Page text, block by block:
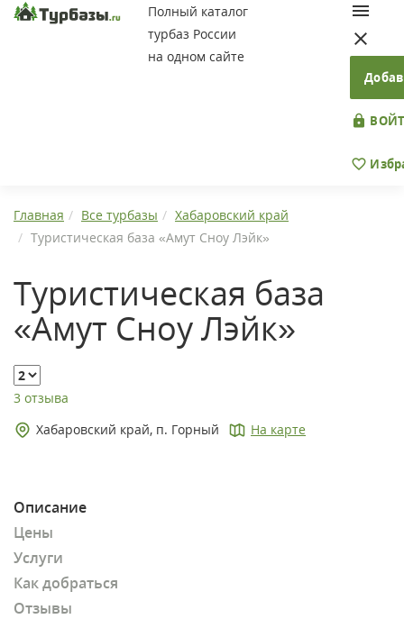
Полный каталог
турбаз России
на одном сайте
Главная Все турбазы
Хабаровский край
Туристическая база «Амут Сноу Лэйк»
Туристическая база
«Амут Сноу Лэйк»
3 отзыва
Хабаровский край, п. Горный
На карте
Описание
Цены
Услуги
Как добраться
Отзывы